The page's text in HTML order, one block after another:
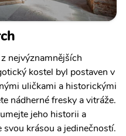
nejvýznamnějších
kostel byl postaven v
uličkami a historickými
nádherné fresky a vitráže.
jeho historii a
krásou a jedinečností.